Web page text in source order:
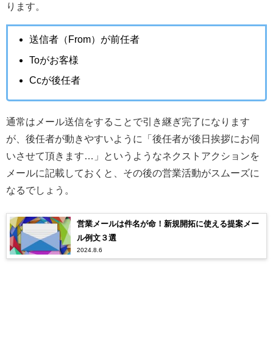
ります。
送信者（From）が前任者
Toがお客様
Ccが後任者
通常はメール送信をすることで引き継ぎ完了になります
が、後任者が動きやすいように「後任者が後日挨拶にお伺
いさせて頂きます…」というようなネクストアクションを
メールに記載しておくと、その後の営業活動がスムーズに
なるでしょう。
営業メールは件名が命！新規開拓に使える提案メー
ル例文３選
2024.8.6